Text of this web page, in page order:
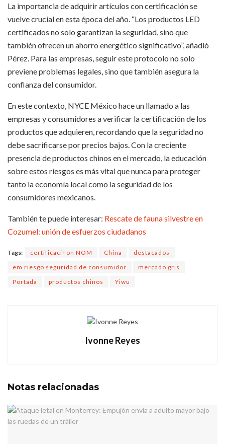
La importancia de adquirir artículos con certificación se
vuelve crucial en esta época del año. “Los productos LED
certificados no solo garantizan la seguridad, sino que
también ofrecen un ahorro energético significativo”, añadió
Pérez. Para las empresas, seguir este protocolo no solo
previene problemas legales, sino que también asegura la
confianza del consumidor.
En este contexto, NYCE México hace un llamado a las
empresas y consumidores a verificar la certificación de los
productos que adquieren, recordando que la seguridad no
debe sacrificarse por precios bajos. Con la creciente
presencia de productos chinos en el mercado, la educación
sobre estos riesgos es más vital que nunca para proteger
tanto la economía local como la seguridad de los
consumidores mexicanos.
También te puede interesar: Rescate de fauna silvestre en
Cozumel: unión de esfuerzos ciudadanos
Tags: certificaci+on NOM China
destacados
em riesgo seguridad de consumidor
mercado gris
Portada
productos chinos Yiwu
Ivonne Reyes
Notas relacionadas